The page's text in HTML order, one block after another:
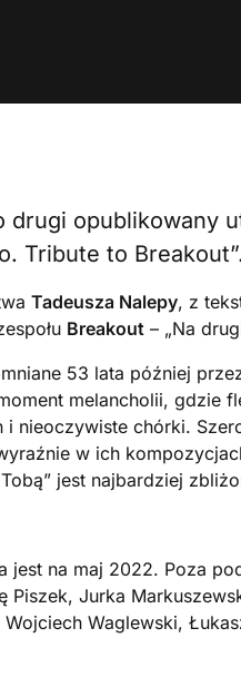
drugi opublikowany
Tribute to
Tadeusza Nalepy, z
Breakout – „Na
53 lata później
melancholii, gdzie
i nieoczywiste chórki.
w ich
Tobą” jest najbardziej
jest na maj 2022. Poza
Piszek, Jurka
Waglewski,